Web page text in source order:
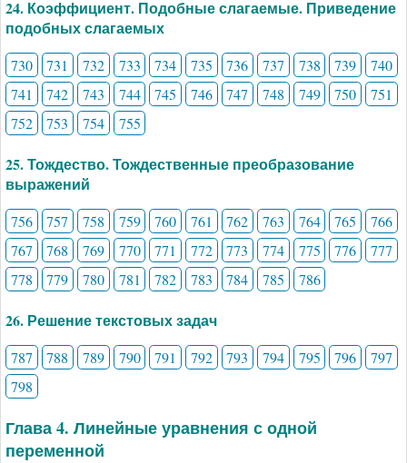
24. Коэффициент. Подобные слагаемые. Приведение
подобных слагаемых
730 731 732 733 734 735 736 737 738 739
740
741
742 743 744 745 746 747 748 749 750
751
752
753 754 755
25. Тождество. Тождественные преобразование
выражений
756 757 758 759 760 761 762 763 764 765
766
767
768 769 770 771 772 773 774 775 776
777
778
779 780 781 782 783 784 785 786
26. Решение текстовых задач
787 788 789 790 791 792 793 794 795 796
797
798
Глава 4. Линейные уравнения с одной
переменной